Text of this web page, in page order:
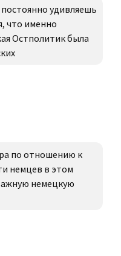
удивляешь
что именно
Остполитик была
по отношению к
немцев в этом
немецкую